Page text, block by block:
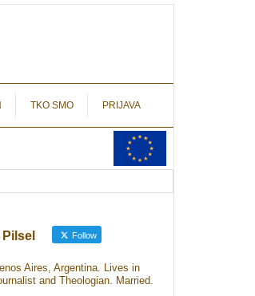
TKO SMO PRIJAVA
Follow
Aires, Argentina. Lives in
and Theologian. Married.